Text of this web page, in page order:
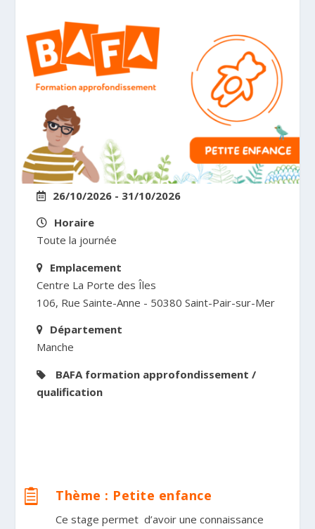
26/10/2026 - 31/10/2026
Horaire
Toute la journée
Emplacement
Centre La Porte des Îles
106, Rue Sainte-Anne - 50380 Saint-Pair-sur-Mer
Département
Manche
BAFA formation approfondissement /
qualification
 Thème : Petite enfance
Ce stage permet d’avoir une connaissance